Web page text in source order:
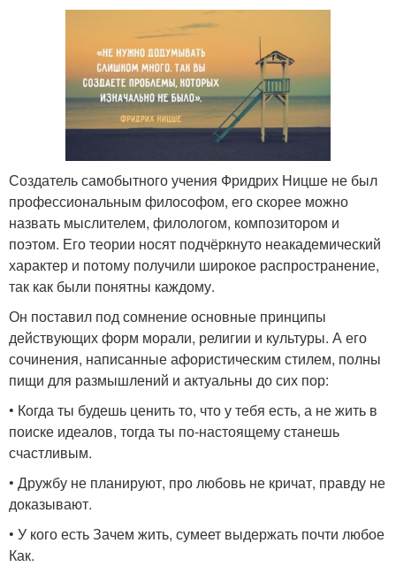
Создатель самобытного учения Фридрих Ницше не был
профессиональным философом, его скорее можно
назвать мыслителем, филологом, композитором и
поэтом. Его теории носят подчёркнуто неакадемический
характер и потому получили широкое распространение,
так как были понятны каждому.
Он поставил под сомнение основные принципы
действующих форм морали, религии и культуры. А его
сочинения, написанные афористическим стилем, полны
пищи для размышлений и актуальны до сих пор:
• Когда ты будешь ценить то, что у тебя есть, а не жить в
поиске идеалов, тогда ты по-настоящему станешь
счастливым.
• Дружбу не планируют, про любовь не кричат, правду не
доказывают.
• У кого есть Зачем жить, сумеет выдержать почти любое
Как.